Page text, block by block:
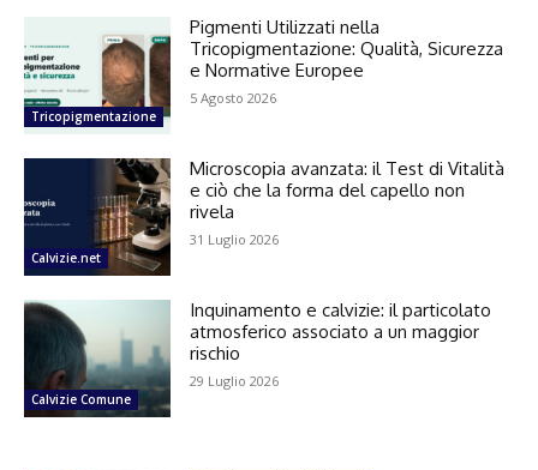
Tricopigmentazione
Pigmenti Utilizzati nella
Tricopigmentazione: Qualità, Sicurezza
e Normative Europee
5 Agosto 2026
Calvizie.net
Microscopia avanzata: il Test di Vitalità
e ciò che la forma del capello non
rivela
31 Luglio 2026
Calvizie Comune
Inquinamento e calvizie: il particolato
atmosferico associato a un maggior
rischio
29 Luglio 2026